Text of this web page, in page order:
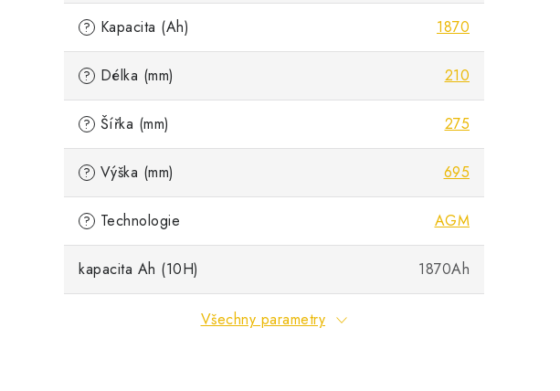
? Kapacita (Ah) 1870
? Délka (mm) 210
? Šířka (mm) 275
? Výška (mm) 695
? Technologie AGM
kapacita Ah (10H) 1870Ah
Všechny parametry